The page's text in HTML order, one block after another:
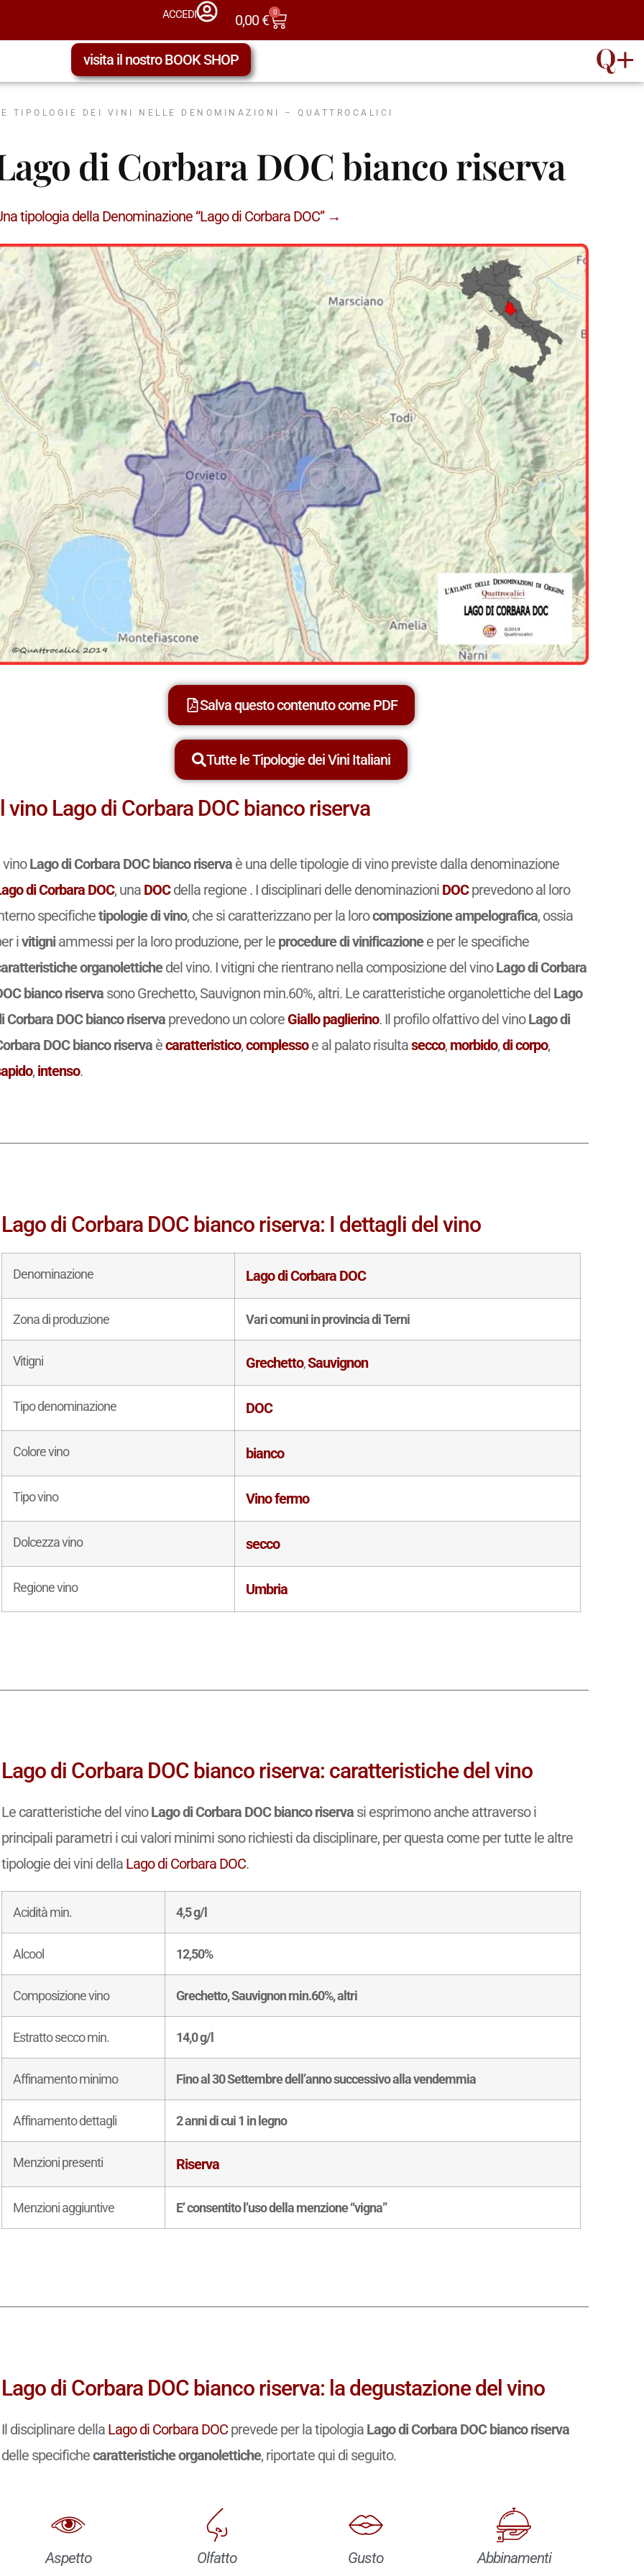
ACCEDI 0,00€ 0
visita il nostro BOOK SHOP
TIPOLOGIE DEI VINI NELLE DENOMINAZIONI – QUATTROCALICI
di Corbara DOC bianco riserva
tipologia della Denominazione “Lago di Corbara DOC” →
Salva questo contenuto come PDF
Tutte le Tipologie dei Vini Italiani
vino Lago di Corbara DOC bianco riserva
vinoLago di Corbara DOC bianco riserva è una delle tipologie di vino previste dalla denominazione
di Corbara DOC, una DOCdella regione . I disciplinari delle denominazioni DOCprevedono al loro
specifichetipologie di vino, che si caratterizzano per la lorocomposizione ampelografica, ossia
ivitigniammessi per la loro produzione, per le procedure di vinificazionee per le specifiche
organolettichedel vino. I vitigni che rientrano nella composizione del vinoLago di Corbara
bianco riserva sono Grechetto, Sauvignon min.60%, altri. Le caratteristiche organolettiche del Lago
Corbara DOC bianco riserva prevedono un colore Giallo paglierino. Il profilo olfattivo del vinoLago di
DOC bianco riserva ècaratteristico,complessoe al palato risultasecco, morbido,di corpo,
, intenso.
Lago di Corbara DOC bianco riserva: I dettagli del vino
Denominazione Lago di Corbara DOC
Zona di produzione Vari comuni in provincia di Terni
Vitigni Grechetto,Sauvignon
Tipo denominazione DOC
Colore vino bianco
Tipo vino Vino fermo
Dolcezza vino secco
Regione vino Umbria
Lago di Corbara DOC bianco riserva: caratteristiche del vino
Le caratteristiche del vinoLago di Corbara DOC bianco riserva si esprimono anche attraverso i
principali parametri i cui valori minimi sono richiesti da disciplinare, per questa come per tutte le altre
tipologie dei vini della Lago di Corbara DOC.
Acidità min. 4,5 g/l
Alcool 12,50%
Composizione vino Grechetto, Sauvignon min.60%, altri
Estratto secco min. 14,0 g/l
Affinamento minimo Fino al 30 Settembre dell’anno successivo alla vendemmia
Affinamento dettagli 2 anni di cui 1 in legno
Menzioni presenti Riserva
Menzioni aggiuntive E’ consentito l’uso della menzione “vigna”
Lago di Corbara DOC bianco riserva: la degustazione del vino
Il disciplinare della Lago di Corbara DOC prevede per la tipologia Lago di Corbara DOC bianco riserva
delle specifichecaratteristiche organolettiche, riportate qui di seguito.
Aspetto Olfatto Gusto Abbinamenti